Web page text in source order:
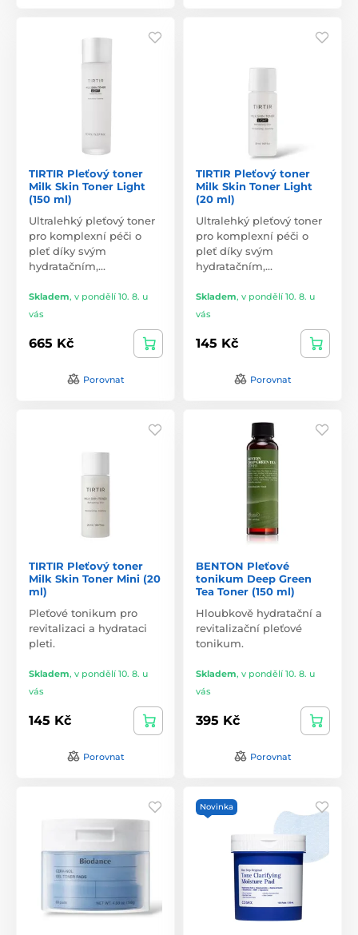
TIRTIR Pleťový toner
Milk Skin Toner Light
(150 ml)
Ultralehký pleťový toner
pro komplexní péči o
pleť díky svým
hydratačním,…
Skladem, v pondělí 10. 8. u
vás
665 Kč
Porovnat
TIRTIR Pleťový toner
Milk Skin Toner Light
(20 ml)
Ultralehký pleťový toner
pro komplexní péči o
pleť díky svým
hydratačním,…
Skladem, v pondělí 10. 8. u
vás
145 Kč
Porovnat
TIRTIR Pleťový toner
Milk Skin Toner Mini (20
ml)
Pleťové tonikum pro
revitalizaci a hydrataci
pleti.
Skladem, v pondělí 10. 8. u
vás
145 Kč
Porovnat
BENTON Pleťové
tonikum Deep Green
Tea Toner (150 ml)
Hloubkově hydratační a
revitalizační pleťové
tonikum.
Skladem, v pondělí 10. 8. u
vás
395 Kč
Porovnat
Novinka